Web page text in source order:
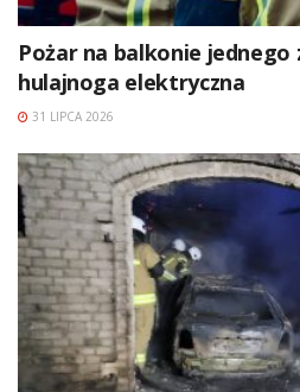
Pożar na balkonie jednego
hulajnoga elektryczna
31 LIPCA 2026